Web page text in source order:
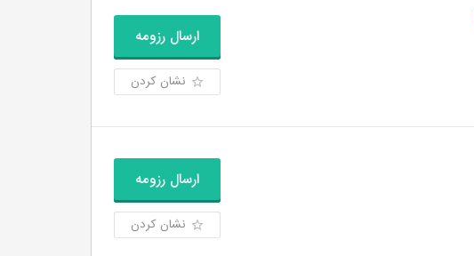
ارسال رزومه
نشان کردن
ارسال رزومه
نشان کردن